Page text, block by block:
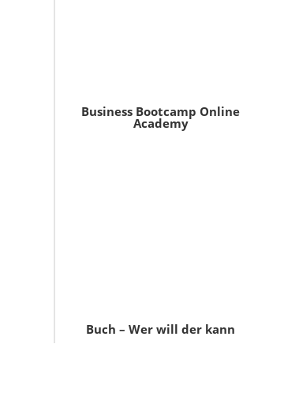
Business Bootcamp Online
Academy
Buch – Wer will der kann